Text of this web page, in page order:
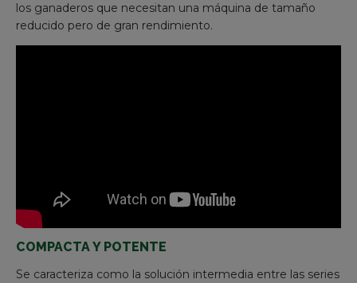
los ganaderos que necesitan una máquina de tamaño
reducido pero de gran rendimiento.
COMPACTA Y POTENTE
Se caracteriza como la solución intermedia entre las series